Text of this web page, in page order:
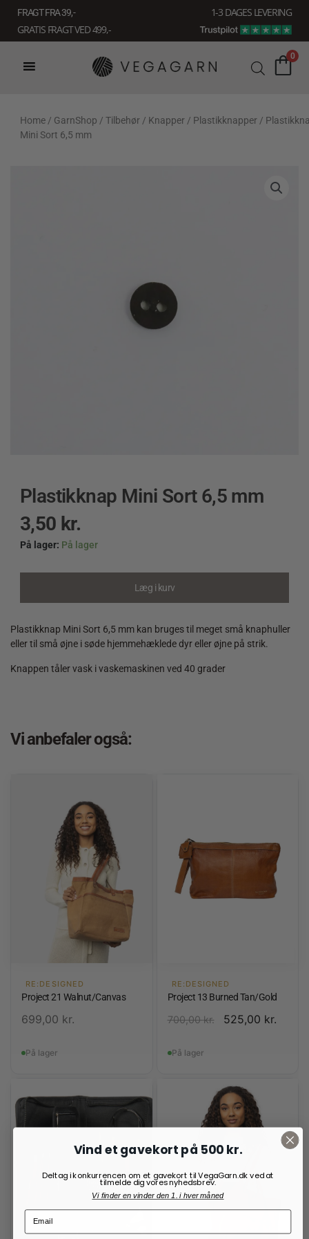
indholdet
FRAGT FRA 39, -
1-3 DAGES LEVERING
GRATIS FRAGT VED 499,-
0
Home / GarnShop / Tilbehør / Knapper / Plastikknapper /
Mini Sort 6,5 mm
Plastikknap Mini Sort 6,5 mm
3,50 kr.
På lager: På lager
Plastikknap
quantity
Læg i kurv
Plastikknap Mini Sort 6,5 mm kan bruges til meget små knaphuller
eller til små øjne i søde hjemmehæklede dyr eller øjne på strik.
Knappen tåler vask i vaskemaskinen ved 40 grader
Vi anbefaler også:
RE:DESIGNED
Project 21 Walnut/Canvas
699,00 kr.
På lager
RE:DESIGNED
Project 13 Burned Tan/Gold
700,00kr. 525,00 kr.
På lager
Vind et gavekort på 500 kr.
Deltag i konkurrencen om et gavekort til VegaGarn.dk ved at
tilmelde dig vores nyhedsbrev.
Vi finder en vinder den 1. i hver måned